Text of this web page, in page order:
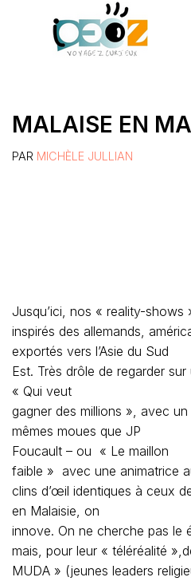
MALAISE EN
PAR MICHÈLE JULLIAN
Jusqu’ici, nos « reality-shows
inspirés des allemands,
exportés vers l’Asie du Sud
Est. Très drôle de regarder
« Qui veut
gagner des millions », avec
mêmes moues que JP
Foucault – ou « Le maillon
faible » avec une animatrice
clins d’œil identiques à ceux
en Malaisie, on
innove. On ne cherche pas le
mais, pour leur « téléréalité
MUDA » (jeunes leaders